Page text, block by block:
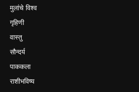
मुलांचे विश्व
गृहिणी
वास्तु
सौन्दर्य
पाककला
राशीभविष्य